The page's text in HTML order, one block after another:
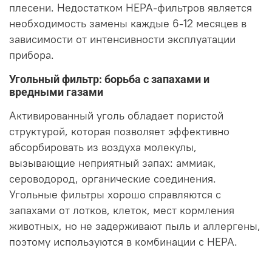
плесени. Недостатком HEPA-фильтров является
необходимость замены каждые 6-12 месяцев в
зависимости от интенсивности эксплуатации
прибора.
Угольный фильтр: борьба с запахами и
вредными газами
Активированный уголь обладает пористой
структурой, которая позволяет эффективно
абсорбировать из воздуха молекулы,
вызывающие неприятный запах: аммиак,
сероводород, органические соединения.
Угольные фильтры хорошо справляются с
запахами от лотков, клеток, мест кормления
животных, но не задерживают пыль и аллергены,
поэтому используются в комбинации с HEPA.